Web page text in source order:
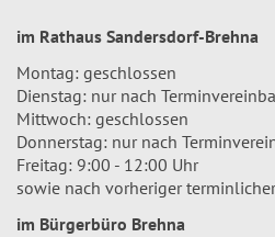
im Rathaus Sandersdorf-Brehna
Montag: geschlossen
Dienstag: nur nach
Mittwoch: geschlossen
Donnerstag: nur nach
Freitag: 9:00 - 12:00 Uhr
sowie nach vorheriger
im Bürgerbüro Brehna